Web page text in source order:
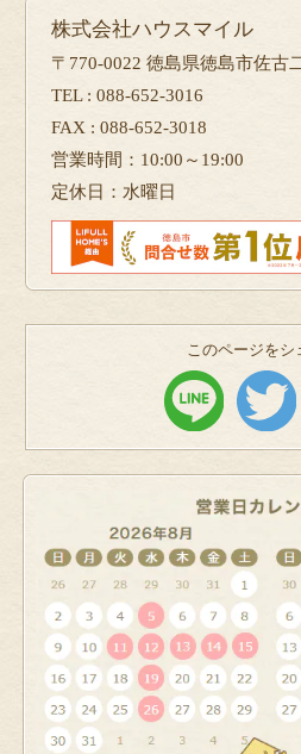
株式会社ハウスマイル
〒770-0022 徳島県徳島市佐古
TEL : 088-652-3016
FAX : 088-652-3018
営業時間：10:00～19:00
定休日：水曜日
このページをシ